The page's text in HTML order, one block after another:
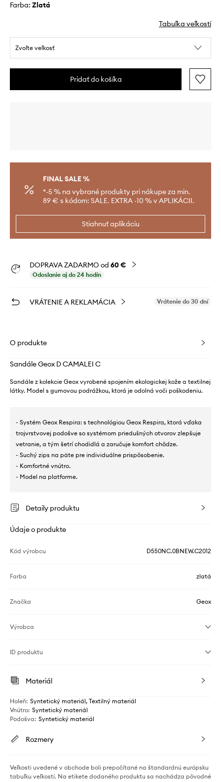
Farba: zlatá
Tabuľka veľkostí
Zvoľte veľkosť
Pridať do košíka
FINAL SALE %
*-5 % na vybrané produkty pri nákupe za min.
89 € s kódom: SALE. EXTRA -10 % v APLIKÁCII.
Stiahnuť aplikáciu
DOPRAVA ZADARMO od 60 €
Odoslanie aj do 24 hodín
VRÁTENIE A REKLAMÁCIA Vrátenie do 30 dní
O produkte
Sandále Geox D CAMALEI C
Sandále z kolekcie Geox vyrobené spojením ekologickej kože a textilnej
látky. Model s gumovou podrážkou, ktorá je odolná voči poškodeniu.
- Systém Geox Respira: s technológiou Geox Respira, ktorá vďaka
trojvrstvovej podošve so systémom priedušných otvorov zlepšuje
vetranie, a tým šetrí chodidlá a zaručuje komfort chôdze.
- Suchý zips na päte pre individuálne prispôsobenie.
- Komfortné vnútro.
- Model na platforme.
Detaily produktu
Údaje o produkte
Kód výrobcu D550NC.0BNEW.C2012
Farba zlatá
Značka Geox
Výrobca
ID produktu
Materiál
Holeň: Syntetický materiál, Textilný materiál
Vnútro: Syntetický materiál
Podošva: Syntetický materiál
Rozmery
Veľkosti uvedené v obchode boli prepočítané na štandardnú európsku
tabuľku veľkostí. Na etikete dodaného produktu sa nachádza pôvodné